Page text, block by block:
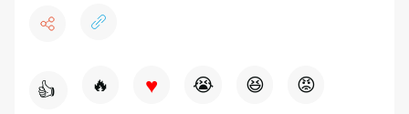
👍 🔥 ♥ 😭 😆 😡